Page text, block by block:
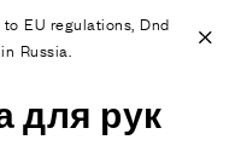
to EU regulations, Dnd
Russia.
для рук